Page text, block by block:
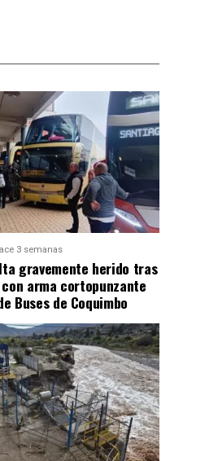
3 semanas
gravemente herido tras
arma cortopunzante
Buses de Coquimbo